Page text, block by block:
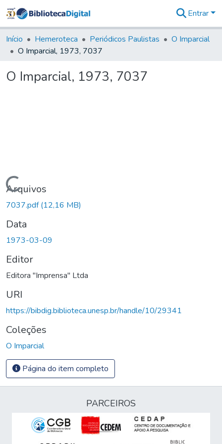
&
Coleções
Tudo na
Digital
Entrar
Início Hemeroteca Periódicos Paulistas
O Imparcial
O Imparcial, 1973, 7037
O Imparcial, 1973, 7037
Carregando...
Arquivos
7037.pdf(12,16 MB)
Data
1973-03-09
Editor
Editora "Imprensa" Ltda
URI
https://bibdig.biblioteca.unesp.br/handle/10/29341
Coleções
O Imparcial
Página do item completo
PARCEIROS